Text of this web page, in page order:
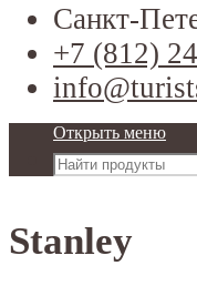
Санкт-
+7 (812)
Открыть меню
Stanley